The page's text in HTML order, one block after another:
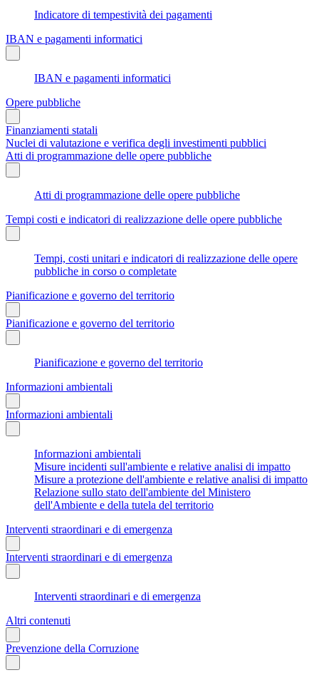
Indicatore di tempestività dei pagamenti
IBAN e pagamenti informatici
IBAN e pagamenti informatici
Opere pubbliche
Finanziamenti statali
Nuclei di valutazione e verifica degli investimenti pubblici
Atti di programmazione delle opere pubbliche
Atti di programmazione delle opere pubbliche
Tempi costi e indicatori di realizzazione delle opere pubbliche
Tempi, costi unitari e indicatori di realizzazione delle opere
pubbliche in corso o completate
Pianificazione e governo del territorio
Pianificazione e governo del territorio
Pianificazione e governo del territorio
Informazioni ambientali
Informazioni ambientali
Informazioni ambientali
Misure incidenti sull'ambiente e relative analisi di impatto
Misure a protezione dell'ambiente e relative analisi di impatto
Relazione sullo stato dell'ambiente del Ministero
dell'Ambiente e della tutela del territorio
Interventi straordinari e di emergenza
Interventi straordinari e di emergenza
Interventi straordinari e di emergenza
Altri contenuti
Prevenzione della Corruzione